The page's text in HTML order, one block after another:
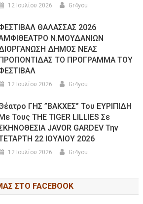
12 Ιουλίου 2026 Gr4you
ΘΑΛΑΣΣΑΣ 2026
Ν.ΜΟΥΔΑΝΙΩΝ
ΔΗΜΟΣ ΝΕΑΣ
ΠΡΟΠΟΝΤΙΔΑΣ ΤΟ ΠΡΟΓΡΑΜΜΑ ΤΟΥ
12 Ιουλίου 2026 Gr4you
ΓΗΣ ”ΒΑΚΧΕΣ” Του ΕΥΡΙΠΙΔΗ
Με Τους THE TIGER LILLIES Σε
JAVOR GARDEV Την
22 ΙΟΥΛΙΟΥ 2026
12 Ιουλίου 2026 Gr4you
ΣΤΟ FACEBOOK